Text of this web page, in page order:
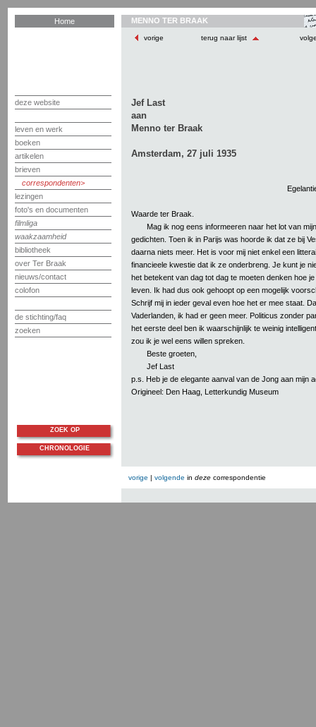
Home
deze website
leven en werk
boeken
artikelen
brieven
correspondenten
lezingen
foto's en documenten
filmliga
waakzaamheid
bibliotheek
over Ter Braak
nieuws/contact
colofon
de stichting/faq
zoeken
MENNO TER BRAAK
vorige terug naar lijst
Jef Last
aan
Menno ter Braak
Amsterdam, 27 juli 1935
Waarde ter Braak.
Mag ik nog eens informeeren naar het lot van
gedichten. Toen ik in Parijs was hoorde ik dat ze bij
daarna niets meer. Het is voor mij niet enkel een
financieele kwestie dat ik ze onderbreng. Je kunt je
het betekent van dag tot dag te moeten denken hoe
leven. Ik had dus ook gehoopt op een mogelijk
Schrijf mij in ieder geval even hoe het er mee staat.
Vaderlanden, ik had er geen meer. Politicus zonder
het eerste deel ben ik waarschijnlijk te weinig
zou ik je wel eens willen spreken.
Beste groeten,
Jef Last
p.s. Heb je de elegante aanval van de Jong aan mijn
Origineel: Den Haag, Letterkundig Museum
vorige | volgende in deze correspondentie
ZOEK OP
CHRONOLOGIE